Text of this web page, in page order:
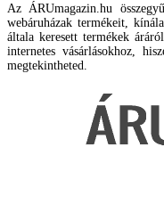
Az ÁRUmagazin.hu
webáruházak termékeit,
általa keresett termékek
internetes vásárlásokhoz,
megtekintheted.